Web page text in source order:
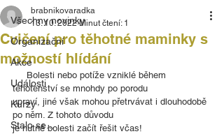
Všechny novinky
Organizační
Akce
Události
Kurzy
Stalo se...
Cvičení pro těhotné maminky s
možností hlídání
brabnikovaradka
13. 10. 2022 Minut čtení: 1
těhotenství se mnohdy po porodu
upraví, jiné však mohou přetrvávat i dlouhodobě
po něm. Z tohoto důvodu
je nutné bolesti začít řešit včas!